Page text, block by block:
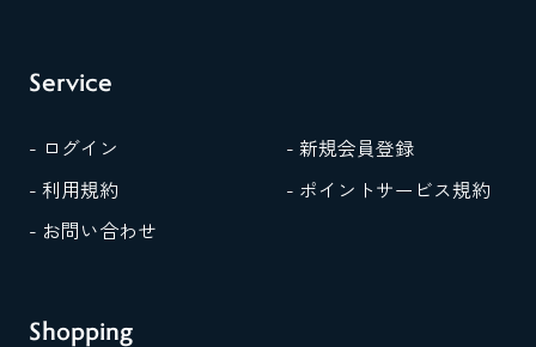
Service
- ログイン
- 新規会員登録
- 利用規約
- ポイントサービス規約
- お問い合わせ
Shopping